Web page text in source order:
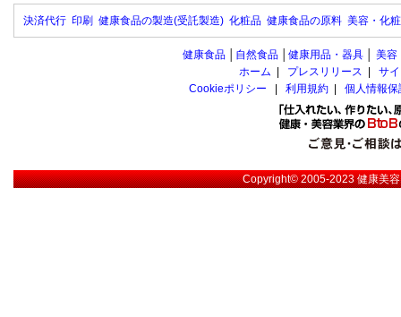
決済代行 印刷 健康食品の製造(受託製造) 化粧品 健康食品の原料 美容・化
健康食品 自然食品 健康用品・器具 美容
ホーム
プレスリリース
サ
Cookieポリシー
利用規約 個人情報
Copyright© 2005-2023健康美